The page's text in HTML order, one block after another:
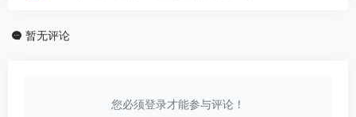
暂无评论
您必须登录才能参与评论！